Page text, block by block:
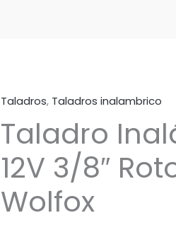
Taladros, Taladros inalambrico
Taladro
12V 3/8″
Wolfox